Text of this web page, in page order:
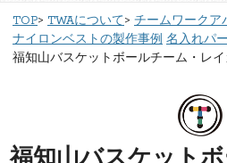
TOP TWAについて
チームワークア
ナイロンベストの製作事例 名入れパ
福知山バスケットボールチーム・レイ
福知山バスケット